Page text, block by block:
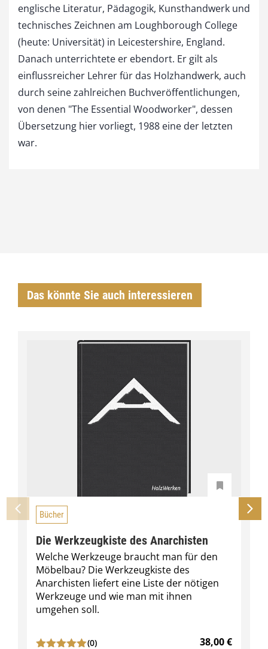
englische Literatur, Pädagogik, Kunsthandwerk und
technisches Zeichnen am Loughborough College
(heute: Universität) in Leicestershire, England.
Danach unterrichtete er ebendort. Er gilt als
einflussreicher Lehrer für das Holzhandwerk, auch
durch seine zahlreichen Buchveröffentlichungen,
von denen "The Essential Woodworker", dessen
Übersetzung hier vorliegt, 1988 eine der letzten
war.
Das könnte Sie auch interessieren
Bücher
Die Werkzeugkiste des Anarchisten
Welche Werkzeuge braucht man für den
Möbelbau? Die Werkzeugkiste des
Anarchisten liefert eine Liste der nötigen
Werkzeuge und wie man mit ihnen
umgehen soll.
(0) 38,00€